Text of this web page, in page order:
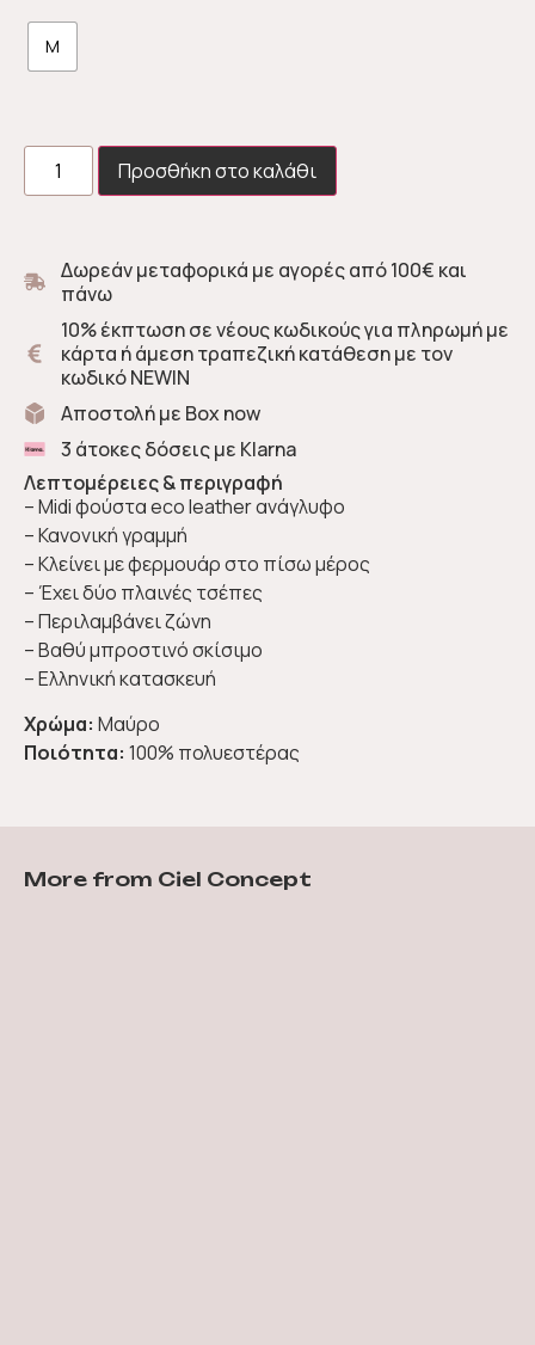
M
Προσθήκη στο καλάθι
Δωρεάν μεταφορικά με αγορές από 100€ και
πάνω
10% έκπτωση σε νέους κωδικούς για πληρωμή με
κάρτα ή άμεση τραπεζική κατάθεση με τον
κωδικό NEWIN
Αποστολή με Box now
3 άτοκες δόσεις με Klarna
Λεπτομέρειες & περιγραφή
– Midi φούστα eco leather ανάγλυφο
– Κανονική γραμμή
– Κλείνει με φερμουάρ στο πίσω μέρος
– Έχει δύο πλαινές τσέπες
– Περιλαμβάνει ζώνη
– Βαθύ μπροστινό σκίσιμο
– Ελληνική κατασκευή
Χρώμα: Μαύρο
Ποιότητα: 100% πολυεστέρας
More from Ciel Concept